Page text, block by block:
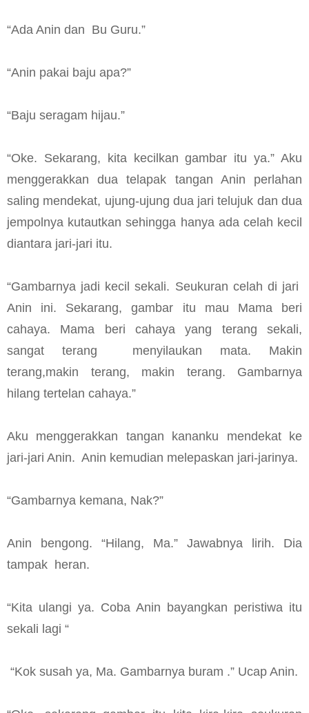
“Ada Anin dan Bu Guru.”
“Anin pakai baju apa?”
“Baju seragam hijau.”
“Oke. Sekarang, kita kecilkan gambar itu ya.” Aku
menggerakkan dua telapak tangan Anin perlahan
saling mendekat, ujung-ujung dua jari telujuk dan dua
jempolnya kutautkan sehingga hanya ada celah kecil
diantara jari-jari itu.
“Gambarnya jadi kecil sekali. Seukuran celah di jari
Anin ini. Sekarang, gambar itu mau Mama beri
cahaya. Mama beri cahaya yang terang sekali,
sangat terang menyilaukan mata. Makin
terang,makin terang, makin terang. Gambarnya
hilang tertelan cahaya.”
Aku menggerakkan tangan kananku mendekat ke
jari-jari Anin. Anin kemudian melepaskan jari-jarinya.
“Gambarnya kemana, Nak?”
Anin bengong. “Hilang, Ma.” Jawabnya lirih. Dia
tampak heran.
“Kita ulangi ya. Coba Anin bayangkan peristiwa itu
sekali lagi “
“Kok susah ya, Ma. Gambarnya buram .” Ucap Anin.